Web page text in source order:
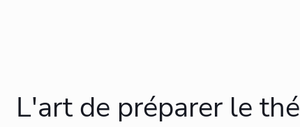
L'art de préparer le thé